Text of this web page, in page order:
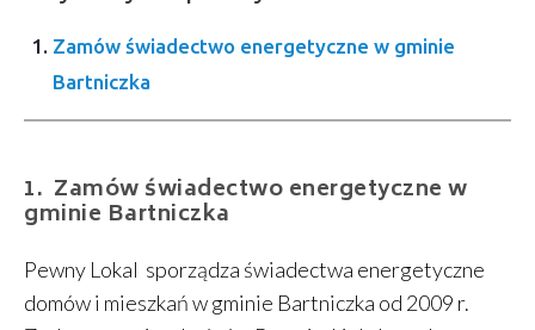
Zamów świadectwo energetyczne w gminie
Bartniczka
Zamów świadectwo energetyczne w
gminie Bartniczka
Pewny Lokal sporządza świadectwa energetyczne
domów i mieszkań w gminie Bartniczka od 2009 r.